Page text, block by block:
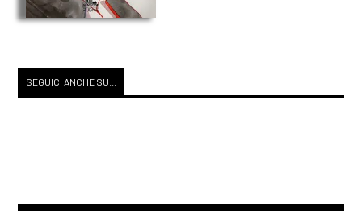
SEGUICI ANCHE SU...